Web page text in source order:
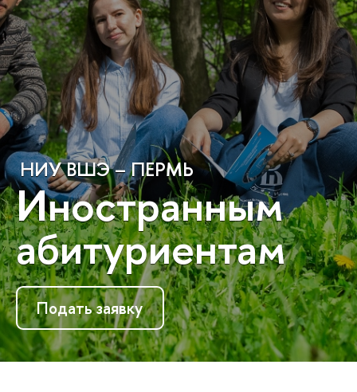
НИУ ВШЭ – ПЕРМЬ
Иностранным
абитуриентам
Подать заявку